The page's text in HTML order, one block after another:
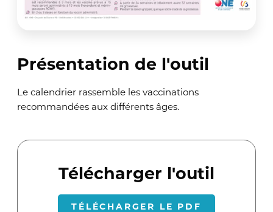
Présentation de l'outil
Le calendrier rassemble les vaccinations
recommandées aux différents âges.
Télécharger l'outil
TÉLÉCHARGER LE PDF